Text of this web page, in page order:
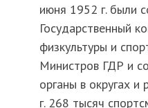
июня 1952 г. были
Государственный
физкультуры и
Министров ГДР и
органы в округах и
г. 268 тысяч